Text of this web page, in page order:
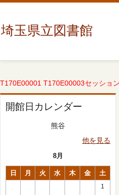
埼玉県立図書館
T170E00001 T170E00003セッショ
開館日カレンダー
熊谷
他を見る
8月
日 月 火 水 木 金 土
1